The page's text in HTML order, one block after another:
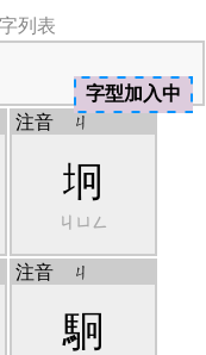
列表
注音 ㄐ
坰
ㄐㄩㄥ
注音 ㄐ
駉
字型加入中